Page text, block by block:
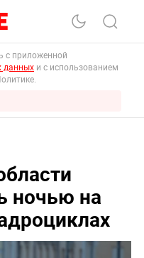
с приложенной
данных и с использованием
ночью на